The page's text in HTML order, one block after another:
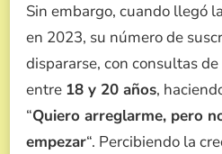
Sin embargo, cuando llegó
en 2023, su número de
dispararse, con consultas
entre 18 y 20 años,
“Quiero arreglarme, pero
empezar“. Percibiendo la